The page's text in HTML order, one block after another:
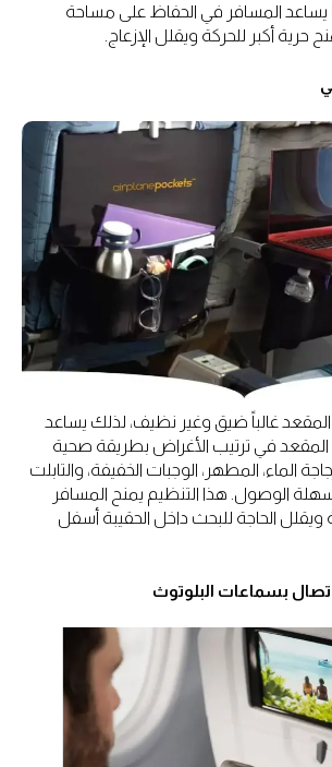
يساعد المسافر في الحفاظ على مساحة
حرية أكبر للحركة ويقلل الإزعاج.
المقعد غالباً ضيق وغير نظيف، لذلك يساعد
في ترتيب الأغراض بطريقة صحية
الماء، المطهر، الوجبات الخفيفة، والتابلت
الوصول. هذا التنظيم يمنح المسافر
الحاجة للبحث داخل الحقيبة أسفل